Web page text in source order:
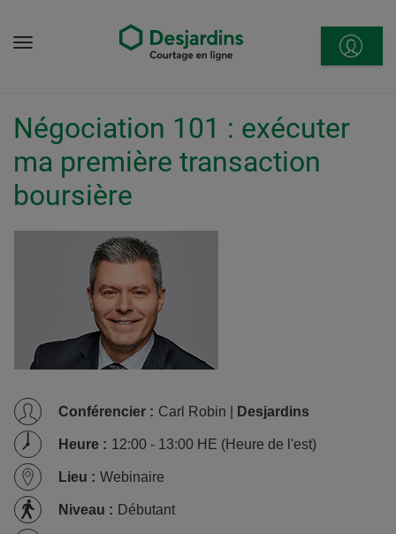
au Menu
Négociation 101 : exécuter
ma première transaction
boursière
Conférencier : Carl Robin | Desjardins
Heure : 12:00 - 13:00 HE (Heure de l'est)
Lieu : Webinaire
Niveau : Débutant